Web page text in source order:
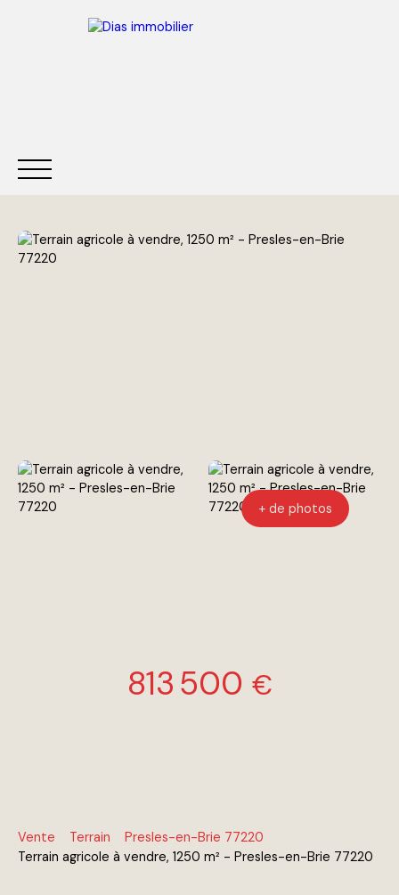
+ de photos
813 500 €
Vente Terrain
Presles-en-Brie 77220
Terrain agricole à vendre, 1250 m² - Presles-en-Brie 77220